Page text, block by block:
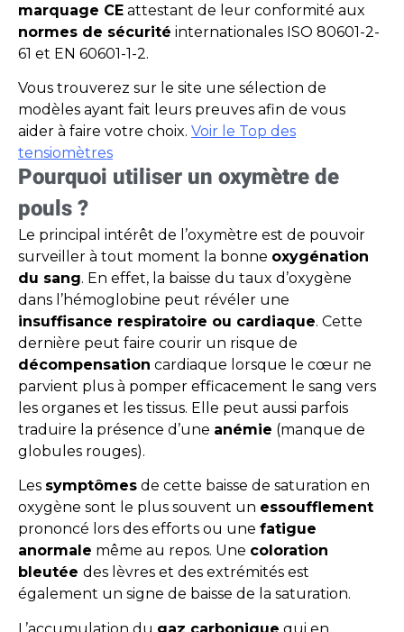
marquage CE attestant de leur conformité aux
normes de sécurité internationales ISO 80601-2-
61 et EN 60601-1-2.
Vous trouverez sur le site une sélection de
modèles ayant fait leurs preuves afin de vous
aider à faire votre choix. Voir le Top des
tensiomètres
Pourquoi utiliser un oxymètre de
pouls ?
Le principal intérêt de l’oxymètre est de pouvoir
surveiller à tout moment la bonne oxygénation
du sang. En effet, la baisse du taux d’oxygène
dans l’hémoglobine peut révéler une
insuffisance respiratoire ou cardiaque. Cette
dernière peut faire courir un risque de
décompensation cardiaque lorsque le cœur ne
parvient plus à pomper efficacement le sang vers
les organes et les tissus. Elle peut aussi parfois
traduire la présence d’une anémie (manque de
globules rouges).
Les symptômes de cette baisse de saturation en
oxygène sont le plus souvent un essoufflement
prononcé lors des efforts ou une fatigue
anormale même au repos. Une coloration
bleutée des lèvres et des extrémités est
également un signe de baisse de la saturation.
L’accumulation du gaz carbonique qui en